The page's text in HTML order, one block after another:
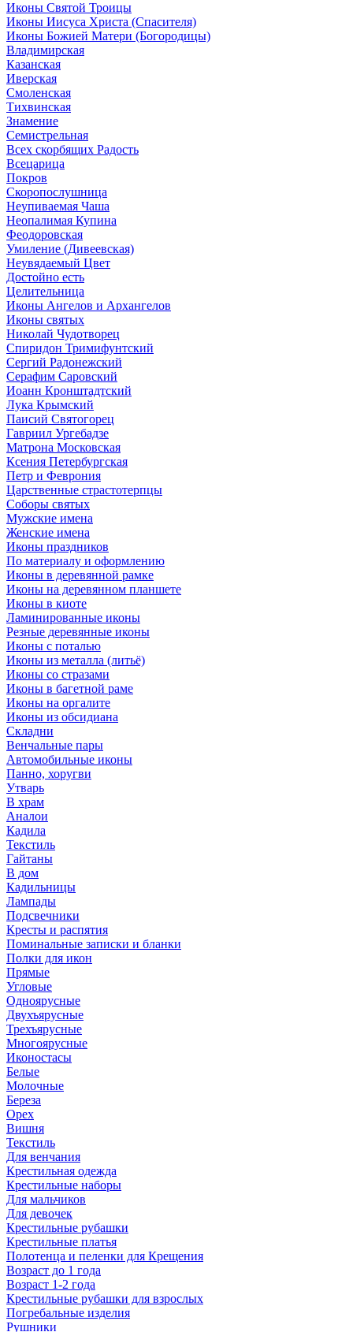
Иконы Святой Троицы
Иконы Иисуса Христа (Спасителя)
Иконы Божией Матери (Богородицы)
Владимирская
Казанская
Иверская
Смоленская
Тихвинская
Знамение
Семистрельная
Всех скорбящих Радость
Всецарица
Покров
Скоропослушница
Неупиваемая Чаша
Неопалимая Купина
Феодоровская
Умиление (Дивеевская)
Неувядаемый Цвет
Достойно есть
Целительница
Иконы Ангелов и Архангелов
Иконы святых
Николай Чудотворец
Спиридон Тримифунтский
Сергий Радонежский
Серафим Саровский
Иоанн Кронштадтский
Лука Крымский
Паисий Святогорец
Гавриил Ургебадзе
Матрона Московская
Ксения Петербургская
Петр и Феврония
Царственные страстотерпцы
Соборы святых
Мужские имена
Женские имена
Иконы праздников
По материалу и оформлению
Иконы в деревянной рамке
Иконы на деревянном планшете
Иконы в киоте
Ламинированные иконы
Резные деревянные иконы
Иконы с поталью
Иконы из металла (литьё)
Иконы со стразами
Иконы в багетной раме
Иконы на оргалите
Иконы из обсидиана
Складни
Венчальные пары
Автомобильные иконы
Панно, хоругви
Утварь
В храм
Аналои
Кадила
Текстиль
Гайтаны
В дом
Кадильницы
Лампады
Подсвечники
Кресты и распятия
Поминальные записки и бланки
Полки для икон
Прямые
Угловые
Одноярусные
Двухъярусные
Трехъярусные
Многоярусные
Иконостасы
Белые
Молочные
Береза
Орех
Вишня
Текстиль
Для венчания
Крестильная одежда
Крестильные наборы
Для мальчиков
Для девочек
Крестильные рубашки
Крестильные платья
Полотенца и пеленки для Крещения
Возраст до 1 года
Возраст 1-2 года
Крестильные рубашки для взрослых
Погребальные изделия
Рушники